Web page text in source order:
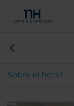
Sobre el hotel